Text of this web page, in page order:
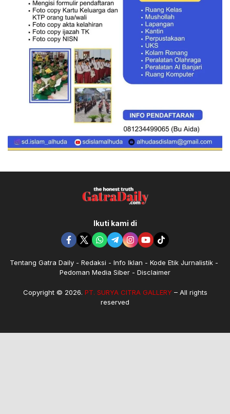
Ikuti kami di
Tentang Gatra Daily Redaksi Info Iklan
Kode Etik Jurnalistik
Pedoman Media Siber
Disclaimer
Copyright © 2026. PT. SURYA CITRA GALLERY– All rights
reserved